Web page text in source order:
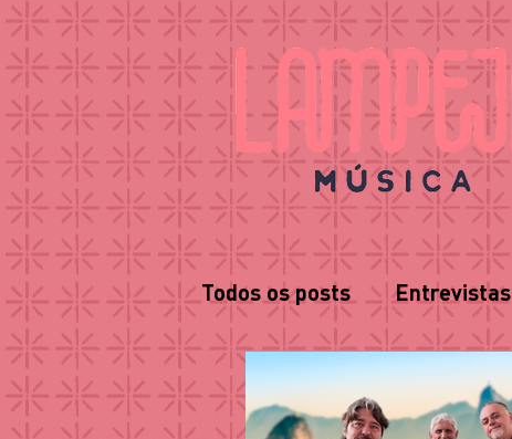
Todos os posts Entrevistas